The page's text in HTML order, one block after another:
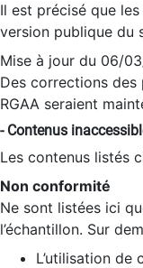
Il est précisé que
version publique du
Mise à jour du 06/
Des corrections
RGAA seraient
- Contenus
Les contenus listés
Non conformité
Ne sont listées ici
l’échantillon. Sur
L’utilisation de